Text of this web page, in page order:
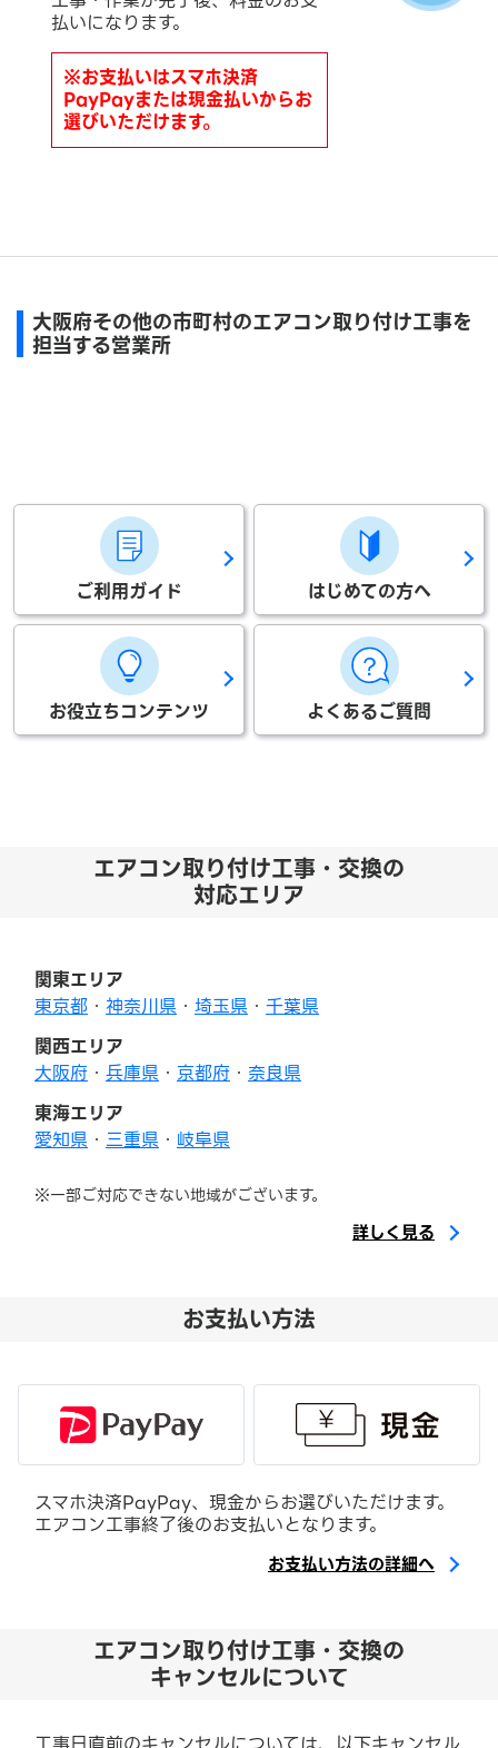
払いになります。
※お支払いはスマホ決済
PayPayまたは現金払いからお
選びいただけます。
大阪府その他の市町村のエアコン取り付け工事を
担当する営業所
ご利用ガイド はじめての方へ
お役立ちコンテンツ よくあるご質問
エアコン取り付け工事・交換の
対応エリア
関東エリア
東京都 ・ 神奈川県 ・ 埼玉県 ・ 千葉県
関西エリア
大阪府 ・ 兵庫県 ・ 京都府 ・ 奈良県
東海エリア
愛知県 ・ 三重県 ・ 岐阜県
※一部ご対応できない地域がございます。
詳しく見る
お支払い方法
スマホ決済PayPay、現金からお選びいただけます。
エアコン工事終了後のお支払いとなります。
お支払い方法の詳細へ
エアコン取り付け工事・交換の
キャンセルについて